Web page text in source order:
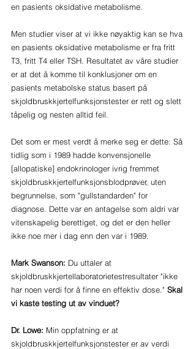
en pasients oksidative metabolisme.
Men studier viser at vi ikke nøyaktig kan se hva
en pasients oksidative metabolisme er fra fritt
T3, fritt T4 eller TSH. Resultatet av våre studier
er at det å komme til konklusjoner om en
pasients metabolske status basert på
skjoldbruskkjertelfunksjonstester er rett og slett
tåpelig og nesten alltid feil.
Det som er mest verdt å merke seg er dette: Så
tidlig som i 1989 hadde konvensjonelle
[allopatiske] endokrinologer ivrig fremmet
skjoldbruskkjertelfunksjonsblodprøver, uten
begrunnelse, som "gullstandarden" for
diagnose. Dette var en antagelse som aldri var
vitenskapelig berettiget, og det er den heller
ikke noe mer i dag enn den var i 1989.
Mark Swanson: Du uttaler at
skjoldbruskkjertellaboratorietestresultater "ikke
har noen verdi for å finne en effektiv dose." Skal
vi kaste testing ut av vinduet?
Dr. Lowe: Min oppfatning er at
skjoldbruskkjertelfunksjonstester er av verdi